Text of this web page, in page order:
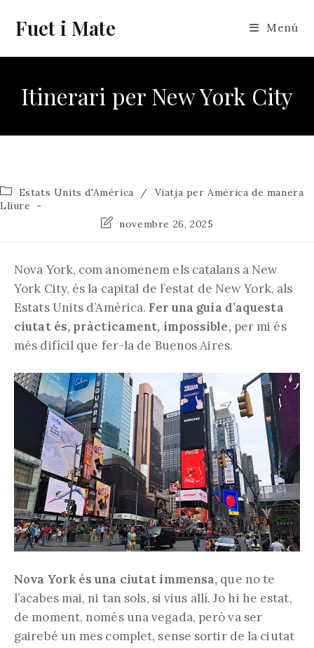
contingut
Fuet i Mate Menú
Itinerari per New York City
Categoria
de
Estats Units d'Amèrica /
Viatja per Amèrica de manera
Lliure
Últimanovembre 26, 2025
Nova York, com anomenem els catalans a New
York City, és la capital de l’estat de New York, als
Estats Units d’Amèrica.Fer una guia d’aquesta
ciutat és, pràcticament, impossible,per mi és
més difícil que fer-la de Buenos Aires.
Nova York és una ciutat immensa, que no te
l’acabes mai, ni tan sols, si vius allí. Jo hi he estat,
de moment, només una vegada, però va ser
gairebé un mes complet, sense sortir de la ciutat